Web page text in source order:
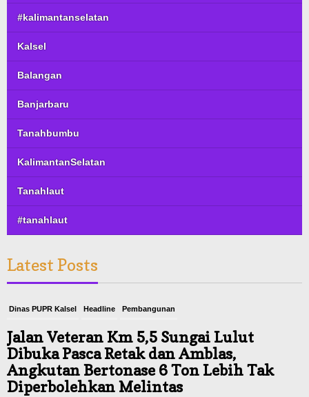
#kalimantanselatan
Kalsel
Balangan
Banjarbaru
Tanahbumbu
KalimantanSelatan
Tanahlaut
#tanahlaut
Latest Posts
Dinas PUPR Kalsel Headline Pembangunan
Jalan Veteran Km 5,5 Sungai Lulut
Dibuka Pasca Retak dan Amblas,
Angkutan Bertonase 6 Ton Lebih Tak
Diperbolehkan Melintas